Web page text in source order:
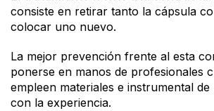
consiste en retirar tanto la cápsula
colocar uno nuevo.
La mejor prevención frente al esta
ponerse en manos de profesionales
empleen materiales e instrumental de
con la experiencia.